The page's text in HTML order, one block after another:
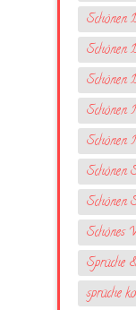
Schönen
Schönen
Schönen
Schönen
Schönen
Schönen
Schönen
Schönes
Sprüche
sprüche